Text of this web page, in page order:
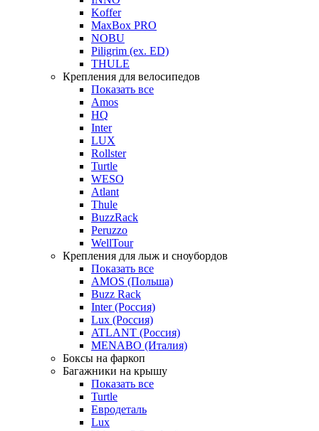
Koffer
MaxBox PRO
NOBU
Piligrim (ex. ED)
THULE
Крепления для велосипедов
Показать все
Amos
HQ
Inter
LUX
Rollster
Turtle
WESO
Atlant
Thule
BuzzRack
Peruzzo
WellTour
Крепления для лыж и сноубордов
Показать все
AMOS (Польша)
Buzz Rack
Inter (Россия)
Lux (Россия)
ATLANT (Россия)
MENABO (Италия)
Боксы на фаркоп
Багажники на крышу
Показать все
Turtle
Евродеталь
Lux